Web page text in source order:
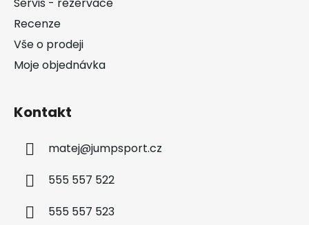
Recenze
Vše o prodeji
Moje objednávka
Kontakt
matej@jumpsport.cz
555 557 522
555 557 523